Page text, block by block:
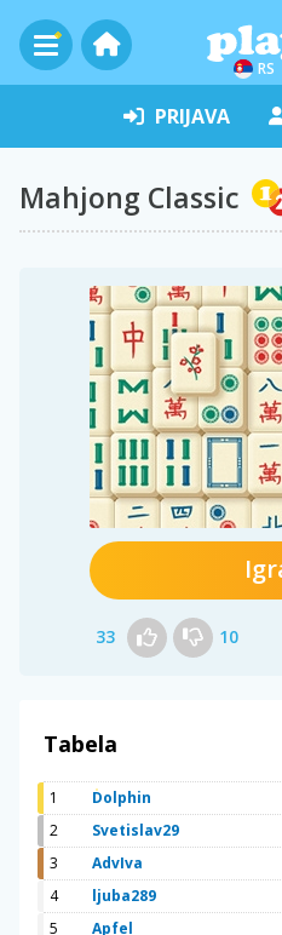
RS
PRIJAVA
Mahjong Classic
33 10
Tabela
1 Dolphin
2
Svetislav29
3
AdvIva
4
ljuba289
5
Apfel